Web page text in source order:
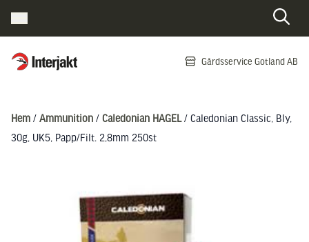
Interjakt SE Gårdsservice Gotland AB
Hem / Ammunition / Caledonian HAGEL / Caledonian Classic, Bly,
30g, UK5, Papp/Filt. 2,8mm 250st